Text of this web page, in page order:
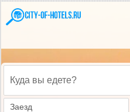
Куда вы едете?
Заезд